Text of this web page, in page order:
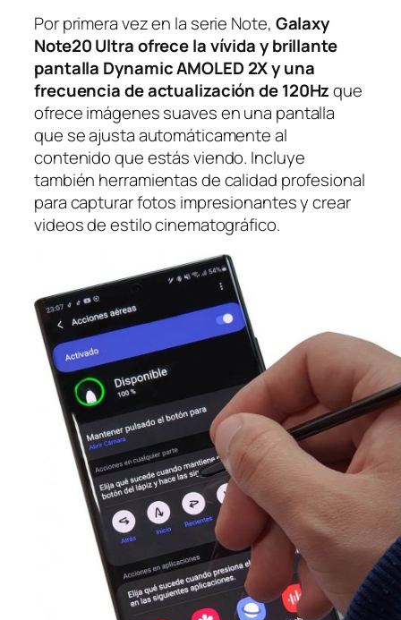
Por primera vez en la serie Note, Galaxy
Note20 Ultra ofrece la vívida y brillante
pantalla Dynamic AMOLED 2X y una
frecuencia de actualización de 120Hzque
ofrece imágenes suaves en una pantalla
que se ajusta automáticamente al
contenido que estás viendo. Incluye
también herramientas de calidad profesional
para capturar fotos impresionantes y crear
videos de estilo cinematográfico.